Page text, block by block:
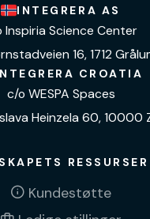
INTEGRERA AS
Inspiria Science Center
16, 1712
CROATIA
c/o WESPA Spaces
Heinzela 60, 10000
RESSURSER
Kundestøtte